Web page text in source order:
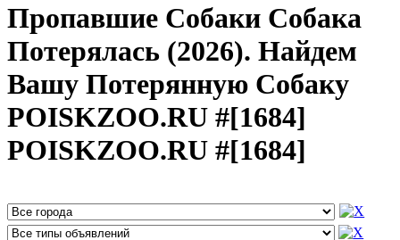
Пропавшие Собаки Собака
Потерялась (2026). Найдем
Вашу Потерянную Собаку
POISKZOO.RU #[1684]
POISKZOO.RU #[1684]